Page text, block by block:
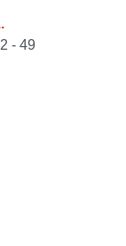
- 49